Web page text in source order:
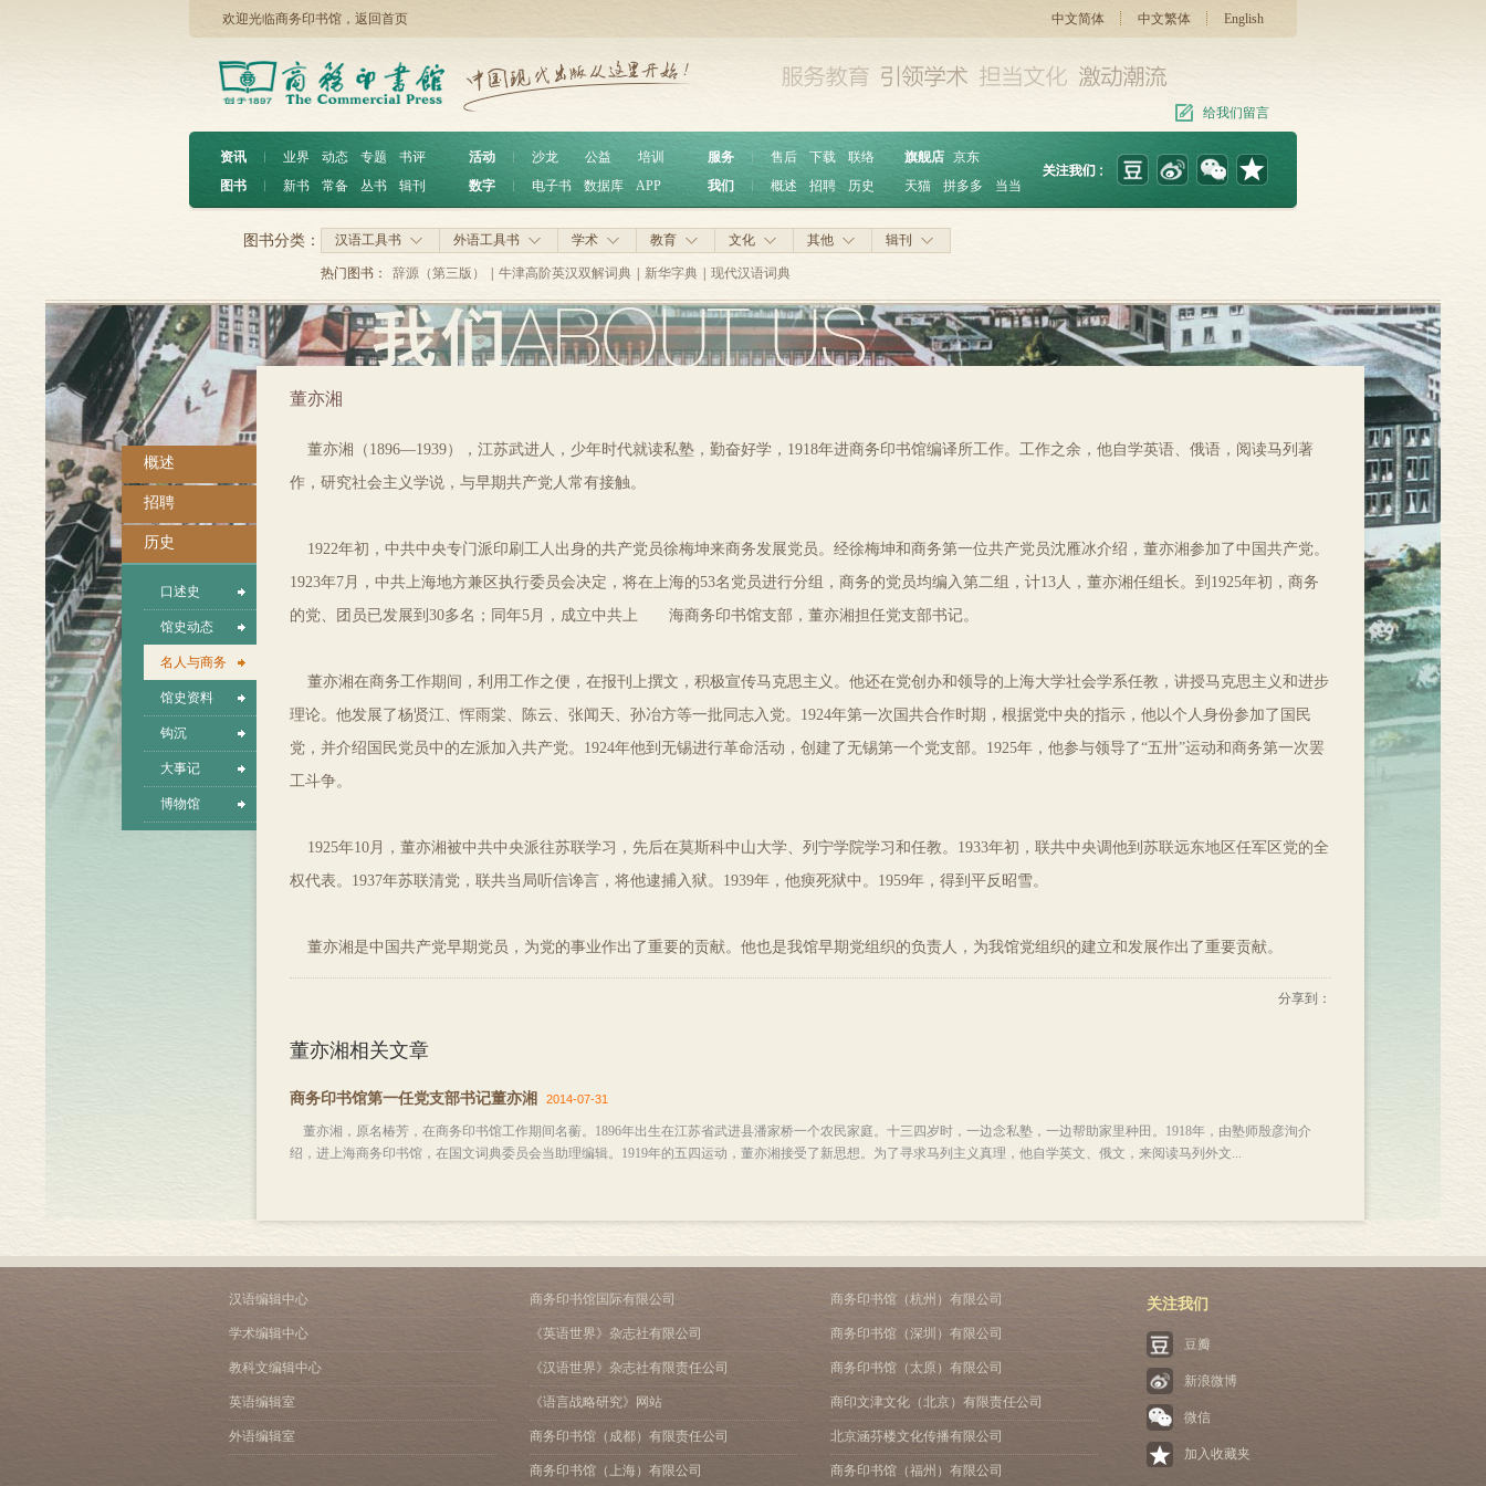
欢迎光临商务印书馆， 返回首页 中文简体 中文繁体 English
给我们留言
资讯 ︱ 业界 动态 专题
书评
图书
︱ 新书 常备 丛书 辑刊
活动 沙龙 公益
培训
数字
电子书 数据库 APP
服务 ︱ 售后 下载
联络
我们
概述 招聘 历史
旗舰店 京东
天猫
拼多多 当当
汉语工具书 外语工具书 学术 教育 文化 其他 辑刊
图书分类：
热门图书： 辞源（第三版） 牛津高阶英汉双解词典 新华字典 现代汉语词典
概述
招聘
历史
口述史
馆史动态
名人与商务
馆史资料
钩沉
大事记
博物馆
董亦湘
董亦湘（1896—1939），江苏武进人，少年时代就读私塾，勤奋好学，1918年进商务印书馆编译所工作。工作之余，他自学英语、俄语，阅读马列著
作，研究社会主义学说，与早期共产党人常有接触。
1922年初，中共中央专门派印刷工人出身的共产党员徐梅坤来商务发展党员。经徐梅坤和商务第一位共产党员沈雁冰介绍，董亦湘参加了中国共产党。
1923年7月，中共上海地方兼区执行委员会决定，将在上海的53名党员进行分组，商务的党员均编入第二组，计13人，董亦湘任组长。到1925年初，商务
的党、团员已发展到30多名；同年5月，成立中共上 海商务印书馆支部，董亦湘担任党支部书记。
董亦湘在商务工作期间，利用工作之便，在报刊上撰文，积极宣传马克思主义。他还在党创办和领导的上海大学社会学系任教，讲授马克思主义和进步
理论。他发展了杨贤江、恽雨棠、陈云、张闻天、孙冶方等一批同志入党。1924年第一次国共合作时期，根据党中央的指示，他以个人身份参加了国民
党，并介绍国民党员中的左派加入共产党。1924年他到无锡进行革命活动，创建了无锡第一个党支部。1925年，他参与领导了“五卅”运动和商务第一次罢
工斗争。
1925年10月，董亦湘被中共中央派往苏联学习，先后在莫斯科中山大学、列宁学院学习和任教。1933年初，联共中央调他到苏联远东地区任军区党的全
权代表。1937年苏联清党，联共当局听信谗言，将他逮捕入狱。1939年，他瘐死狱中。1959年，得到平反昭雪。
董亦湘是中国共产党早期党员，为党的事业作出了重要的贡献。他也是我馆早期党组织的负责人，为我馆党组织的建立和发展作出了重要贡献。
分享到：
董亦湘相关文章
商务印书馆第一任党支部书记董亦湘 2014-07-31
董亦湘，原名椿芳，在商务印书馆工作期间名蘅。1896年出生在江苏省武进县潘家桥一个农民家庭。十三四岁时，一边念私塾，一边帮助家里种田。1918年，由塾师殷彦洵介
绍，进上海商务印书馆，在国文词典委员会当助理编辑。1919年的五四运动，董亦湘接受了新思想。为了寻求马列主义真理，他自学英文、俄文，来阅读马列外文...
汉语编辑中心
学术编辑中心
教科文编辑中心
英语编辑室
外语编辑室
商务印书馆国际有限公司
《英语世界》杂志社有限公司
《汉语世界》杂志社有限责任公司
《语言战略研究》网站
商务印书馆（成都）有限责任公司
商务印书馆（上海）有限公司
商务印书馆（杭州）有限公司
商务印书馆（深圳）有限公司
商务印书馆（太原）有限公司
商印文津文化（北京）有限责任公司
北京涵芬楼文化传播有限公司
商务印书馆（福州）有限公司
关注我们
豆瓣
新浪微博
微信
加入收藏夹